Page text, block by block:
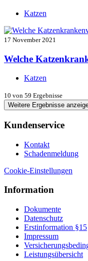
Katzen
17 November 2021
Welche
Katzen
10 von 59 Ergebnisse
Weitere Ergebnisse
Kundenservice
Kontakt
Schadenmeldung
Cookie-Einstellungen
Information
Dokumente
Datenschutz
Erstinformation §15
Impressum
Leistungsübersicht